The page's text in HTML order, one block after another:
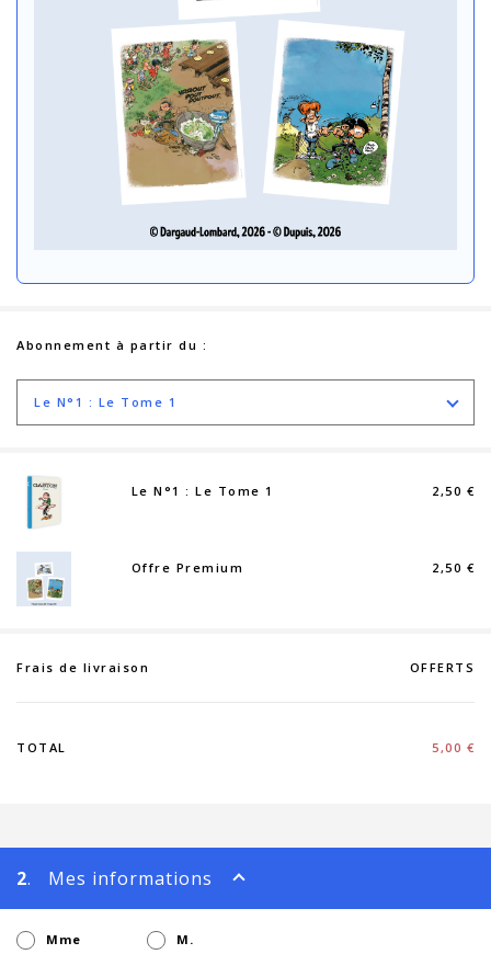
Abonnement à partir du :
Le N°1 : Le Tome 1
Le N°1 : Le Tome 1 2,50 €
Offre Premium 2,50 €
Frais de livraison OFFERTS
TOTAL 5,00 €
2. Mes informations
Mme M.